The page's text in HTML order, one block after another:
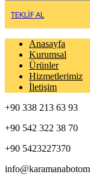
TEKLİF AL
Anasayfa
Kurumsal
Ürünler
Hizmetlerimiz
İletişim
+90 338 213 63 93
+90 542 322 38 70
+90 5423227370